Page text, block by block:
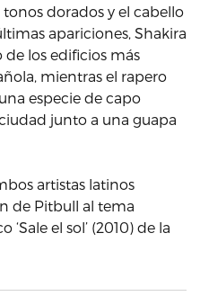
dorados y el cabello
apariciones, Shakira
los edificios más
mientras el rapero
especie de capo
junto a una guapa
artistas latinos
de Pitbull al tema
‘Sale el sol’ (2010) de la